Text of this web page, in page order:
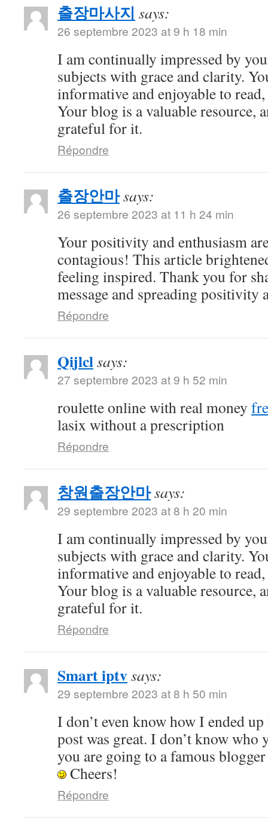
출장마사지 says:
26 septembre 2023 at 9 h 18 min
I am continually impressed by
subjects with grace and clarity.
informative and enjoyable to
Your blog is a valuable resource,
grateful for it.
Répondre
출장안마says:
26 septembre 2023 at 11 h 24 min
Your positivity and enthusiasm
contagious! This article
feeling inspired. Thank you for
message and spreading positivity
Répondre
Qijlclsays:
27 septembre 2023 at 9 h 52 min
roulette online with real money
lasix without a prescription
Répondre
창원출장안마says:
29 septembre 2023 at 8 h 20 min
I am continually impressed by
subjects with grace and clarity.
informative and enjoyable to
Your blog is a valuable resource,
grateful for it.
Répondre
Smart iptvsays:
29 septembre 2023 at 8 h 50 min
I don’t even know how I ended
post was great. I don’t know who
you are going to a famous
Cheers!
Répondre